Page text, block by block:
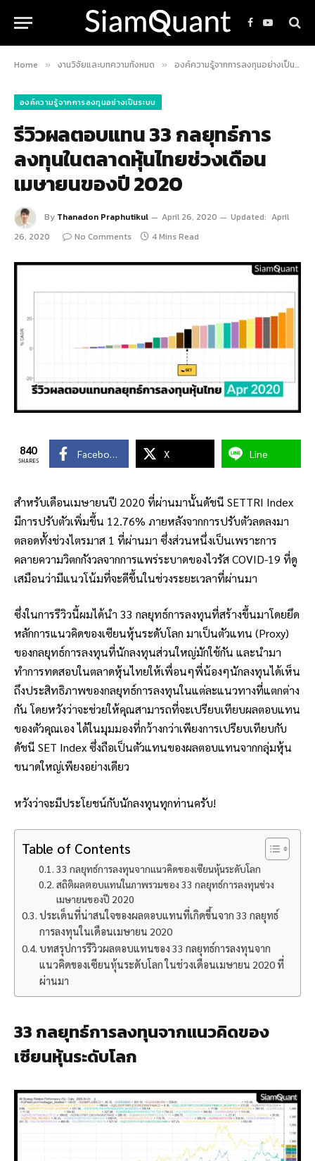
Facebook
YouTube
Home » งานวิจัยและบทความทั้งหมด » องค์ความรู้จากการลงทุนอย่างเป็นระบบ
องค์ความรู้จากการลงทุนอย่างเป็นระบบ
รีวิวผลตอบแทน 33 กลยุทธ์การ
ลงทุนในตลาดหุ้นไทยช่วงเดือน
เมษายนของปี 2020
By Thanadon Praphutikul April 26, 2020 Updated: April
26, 2020
No Comments 4 Mins Read
840
SHARES
Facebook X Line
สำหรับเดือนเมษายนปี 2020 ที่ผ่านมานั้นดัชนี SETTRI Index
มีการปรับตัวเพิ่มขึ้น 12.76% ภายหลังจากการปรับตัวลดลงมา
ตลอดทั้งช่วงไตรมาส 1 ที่ผ่านมา ซึ่งส่วนหนึ่งเป็นเพราะการ
คลายความวิตกกังวลจากการแพร่ระบาดของไวรัส COVID-19 ที่ดู
เสมือนว่ามีแนวโน้มที่จะดีขึ้นในช่วงระยะเวลาที่ผ่านมา
ซึ่งในการรีวิวนี้ผมได้นำ 33 กลยุทธ์การลงทุนที่สร้างขึ้นมาโดยยึด
หลักการแนวคิดของเซียนหุ้นระดับโลก มาเป็นตัวแทน (Proxy)
ของกลยุทธ์การลงทุนที่นักลงทุนส่วนใหญ่มักใช้กัน และนำมา
ทำการทดสอบในตลาดหุ้นไทยให้เพื่อนๆพี่น้องๆนักลงทุนได้เห็น
ถึงประสิทธิภาพของกลยุทธ์การลงทุนในแต่ละแนวทางที่แตกต่าง
กัน โดยหวังว่าจะช่วยให้คุณสามารถที่จะเปรียบเทียบผลตอบแทน
ของตัวคุณเอง ได้ในมุมมองที่กว้างกว่าเพียงการเปรียบเทียบกับ
ดัชนี SET Index ซึ่งถือเป็นตัวแทนของผลตอบแทนจากกลุ่มหุ้น
ขนาดใหญ่เพียงอย่างเดียว
หวังว่าจะมีประโยชน์กับนักลงทุนทุกท่านครับ!
Table of Contents
33 กลยุทธ์การลงทุนจากแนวคิดของเซียนหุ้นระดับโลก
สถิติผลตอบแทนในภาพรวมของ 33 กลยุทธ์การลงทุนช่วง
เมษายนของปี 2020
ประเด็นที่น่าสนใจของผลตอบแทนที่เกิดขึ้นจาก 33 กลยุทธ์
การลงทุนในเดือนเมษายน 2020
บทสรุปการรีวิวผลตอบแทนของ 33 กลยุทธ์การลงทุนจาก
แนวคิดของเซียนหุ้นระดับโลก ในช่วงเดือนเมษายน 2020 ที่
ผ่านมา
33 กลยุทธ์การลงทุนจากแนวคิดของ
เซียนหุ้นระดับโลก